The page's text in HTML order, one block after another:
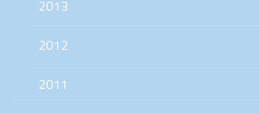
2013
2012
2011